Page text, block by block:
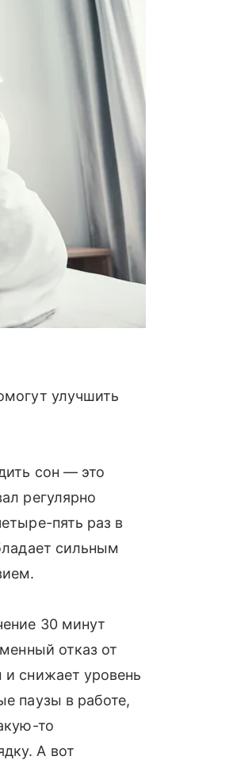
улучшить
сон — это
регулярно
пять раз в
сильным
30 минут
отказ от
и снижает уровень
паузы в работе,
то
А вот